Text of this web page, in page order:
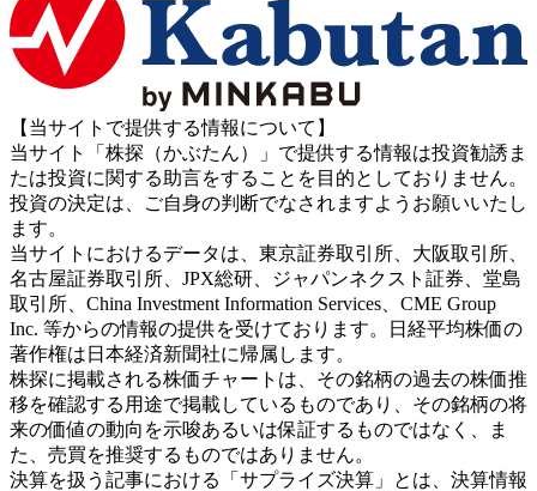
【当サイトで提供する情報について】
当サイト「株探（かぶたん）」で提供する情報は投資勧誘ま
たは投資に関する助言をすることを目的としておりません。
投資の決定は、ご自身の判断でなされますようお願いいたし
ます。
当サイトにおけるデータは、東京証券取引所、大阪取引所、
名古屋証券取引所、JPX総研、ジャパンネクスト証券、堂島
取引所、China Investment Information Services、CME Group
Inc. 等からの情報の提供を受けております。日経平均株価の
著作権は日本経済新聞社に帰属します。
株探に掲載される株価チャートは、その銘柄の過去の株価推
移を確認する用途で掲載しているものであり、その銘柄の将
来の価値の動向を示唆あるいは保証するものではなく、ま
た、売買を推奨するものではありません。
決算を扱う記事における「サプライズ決算」とは、決算情報